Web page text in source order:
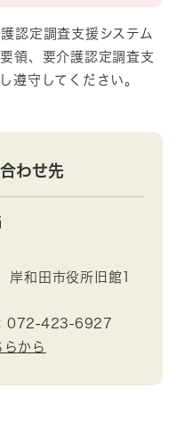
認定調査支援システム
領、要介護認定調査支
遵守してください。
わせ先
和田市役所旧館1
072-423-6927
から